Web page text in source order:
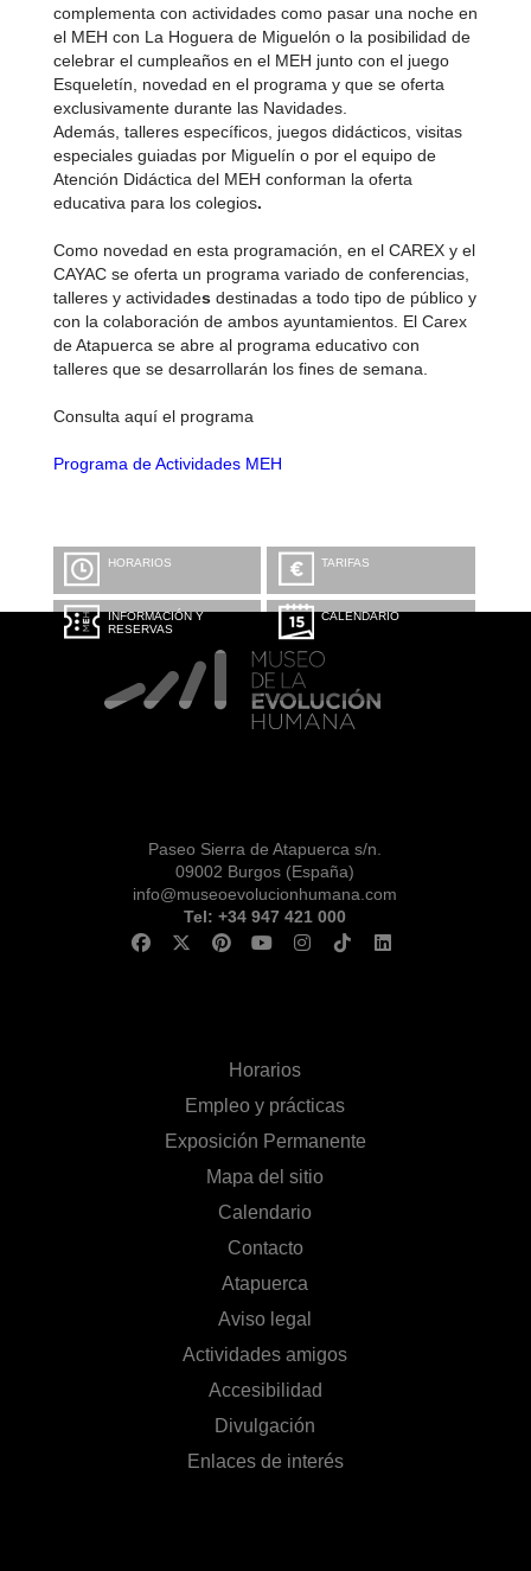
complementa con actividades como pasar una noche en
el MEH con La Hoguera de Miguelón o la posibilidad de
celebrar el cumpleaños en el MEH junto con el juego
Esqueletín, novedad en el programa y que se oferta
exclusivamente durante las Navidades.
Además, talleres específicos, juegos didácticos, visitas
especiales guiadas por Miguelín o por el equipo de
Atención Didáctica del MEH conforman la oferta
educativa para los colegios.
Como novedad en esta programación, en el CAREX y el
CAYAC se oferta un programa variado de conferencias,
talleres y actividades destinadas a todo tipo de público y
con la colaboración de ambos ayuntamientos. El Carex
de Atapuerca se abre al programa educativo con
talleres que se desarrollarán los fines de semana.
Consulta aquí el programa
Programa de Actividades MEH
HORARIOS TARIFAS
INFORMACIÓN Y
RESERVAS
CALENDARIO
Paseo Sierra de Atapuerca s/n.
09002 Burgos (España)
info@museoevolucionhumana.com
Tel: +34 947 421 000
Horarios
Empleo y prácticas
Exposición Permanente
Mapa del sitio
Calendario
Contacto
Atapuerca
Aviso legal
Actividades amigos
Accesibilidad
Divulgación
Enlaces de interés